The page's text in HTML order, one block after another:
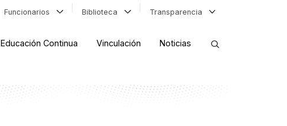
Funcionarios Biblioteca Transparencia
Educación Continua Vinculación Noticias